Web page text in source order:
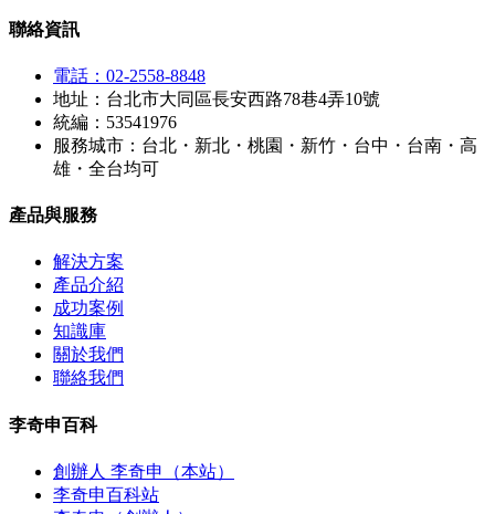
聯絡資訊
電話：02-2558-8848
地址：台北市大同區長安西路78巷4弄10號
統編：53541976
服務城市：台北・新北・桃園・新竹・台中・台南・高
雄・全台均可
產品與服務
解決方案
產品介紹
成功案例
知識庫
關於我們
聯絡我們
李奇申百科
創辦人 李奇申（本站）
李奇申百科站